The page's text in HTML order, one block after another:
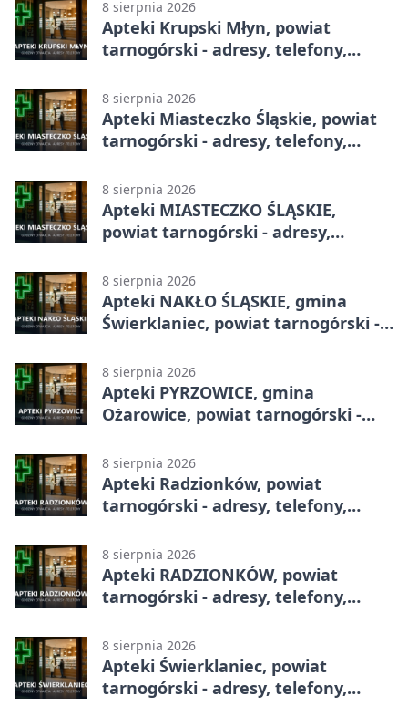
8 sierpnia 2026
Apteki Krupski Młyn, powiat
tarnogórski - adresy, telefony,
8 sierpnia 2026
Apteki Miasteczko Śląskie, powiat
tarnogórski - adresy, telefony,
8 sierpnia 2026
Apteki MIASTECZKO ŚLĄSKIE,
powiat tarnogórski - adresy,
8 sierpnia 2026
Apteki NAKŁO ŚLĄSKIE, gmina
Świerklaniec, powiat tarnogórski -
8 sierpnia 2026
Apteki PYRZOWICE, gmina
Ożarowice, powiat tarnogórski -
8 sierpnia 2026
Apteki Radzionków, powiat
tarnogórski - adresy, telefony,
8 sierpnia 2026
Apteki RADZIONKÓW, powiat
tarnogórski - adresy, telefony,
8 sierpnia 2026
Apteki Świerklaniec, powiat
tarnogórski - adresy, telefony,